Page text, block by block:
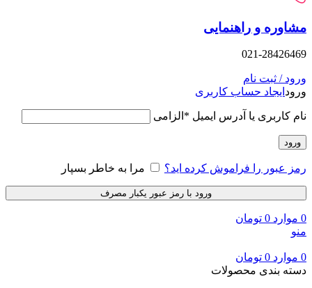
و راهنمایی
021-
/ ثبت نام
ایجاد حساب کاربری
کاربری یا آدرس ایمیل*الزامی
عبور را فراموش کرده اید؟ مرا به خاطر بسپار
ورود با رمز عبور یکبار مصرف
0
تومان
0
تومان
بندی محصولات